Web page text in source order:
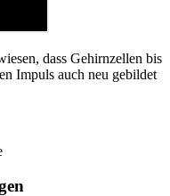
dass Gehirnzellen bis
Impuls auch neu gebildet